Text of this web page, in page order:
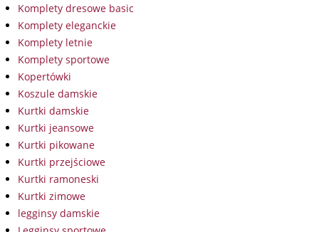
Komplety dresowe basic
Komplety eleganckie
Komplety letnie
Komplety sportowe
Kopertówki
Koszule damskie
Kurtki damskie
Kurtki jeansowe
Kurtki pikowane
Kurtki przejściowe
Kurtki ramoneski
Kurtki zimowe
legginsy damskie